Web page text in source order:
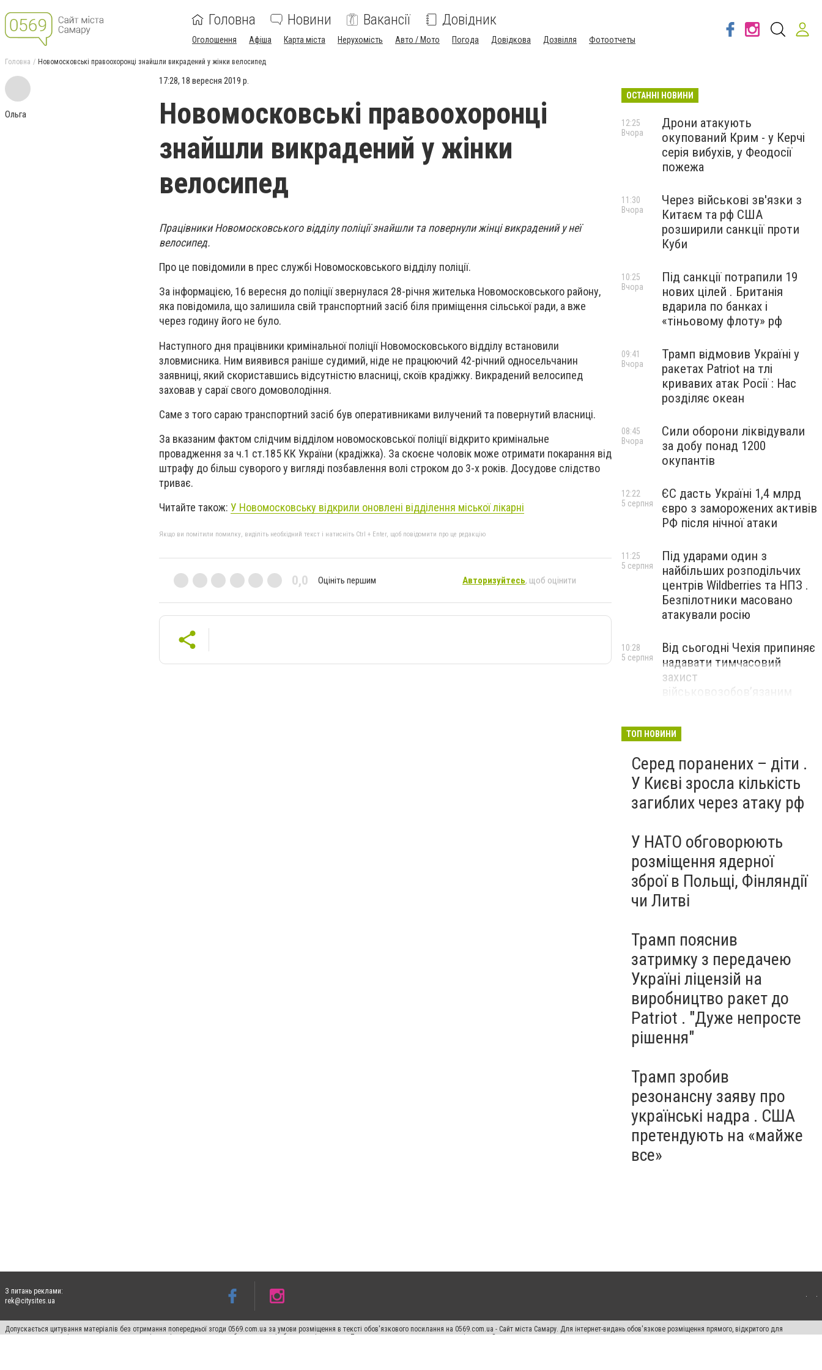
Головна Новини Вакансії Довідник
Оголошення Афіша Карта міста Нерухомість Авто / Мото Погода Довідкова Дозвілля Фотоотчеты
Головна Новомосковські правоохоронці знайшли викрадений у жінки велосипед
Ольга
17:28, 18 вересня 2019 р.
Новомосковські правоохоронці
знайшли викрадений у жінки
велосипед
Працівники Новомосковського відділу поліції знайшли та повернули жінці викрадений у неї
велосипед.
Про це повідомили в прес службі Новомосковського відділу поліції.
За інформацією, 16 вересня до поліції звернулася 28-річня жителька Новомосковського району,
яка повідомила, що залишила свій транспортний засіб біля приміщення сільської ради, а вже
через годину його не було.
Наступного дня працівники кримінальної поліції Новомосковського відділу встановили
зловмисника. Ним виявився раніше судимий, ніде не працюючий 42-річний односельчанин
заявниці, який скориставшись відсутністю власниці, скоїв крадіжку. Викрадений велосипед
заховав у сараї свого домоволодіння.
Саме з того сараю транспортний засіб був оперативниками вилучений та повернутий власниці.
За вказаним фактом слідчим відділом новомосковської поліції відкрито кримінальне
провадження за ч.1 ст.185 КК України (крадіжка). За скоєне чоловік може отримати покарання від
штрафу до більш суворого у вигляді позбавлення волі строком до 3-х років. Досудове слідство
триває.
Читайте також: У Новомосковську відкрили оновлені відділення міської лікарні
Якщо ви помітили помилку, виділіть необхідний текст і натисніть Ctrl + Enter, щоб повідомити про це редакцію
0,0 Оцініть першим Авторизуйтесь, щоб оцінити
ОСТАННІ НОВИНИ
Дрони атакують
окупований Крим - у Керчі
серія вибухів, у Феодосії
пожежа
12:25
Вчора
Через військові зв'язки з
Китаєм та рф США
розширили санкції проти
Куби
11:30
Вчора
Під санкції потрапили 19
нових цілей . Британія
вдарила по банках і
«тіньовому флоту» рф
10:25
Вчора
Трамп відмовив Україні у
ракетах Patriot на тлі
кривавих атак Росії : Нас
розділяє океан
09:41
Вчора
Сили оборони ліквідували
за добу понад 1200
окупантів
08:45
Вчора
ЄС дасть Україні 1,4 млрд
євро з заморожених активів
РФ після нічної атаки
12:22
5 серпня
Під ударами один з
найбільших розподільчих
центрів Wildberries та НПЗ .
Безпілотники масовано
атакували росію
11:25
5 серпня
Від сьогодні Чехія припиняє
надавати тимчасовий
захист
військовозобов’язаним
10:28
5 серпня
ТОП НОВИНИ
Серед поранених – діти .
У Києві зросла кількість
загиблих через атаку рф
У НАТО обговорюють
розміщення ядерної
зброї в Польщі, Фінляндії
чи Литві
Трамп пояснив
затримку з передачею
Україні ліцензій на
виробництво ракет до
Patriot . "Дуже непросте
рішення"
Трамп зробив
резонансну заяву про
українські надра . США
претендують на «майже
все»
З питань реклами:
rek@citysites.ua
Допускається цитування матеріалів без отримання попередньої згоди 0569.com.ua за умови розміщення в тексті обов'язкового посилання на 0569.com.ua - Сайт міста Самару. Для інтернет-видань обов'язкове розміщення прямого, відкритого для
пошукових систем гіперпосилання на цитовані статті не нижче другого абзацу в тексті або в якості джерела. Порушення виняткових прав переслідується Законом.